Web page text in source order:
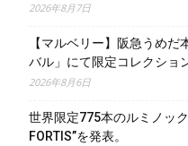
2026年8月7日
【マルベリー】阪急うめ
バル」にて限定コレクショ
2026年8月6日
世界限定775本のルミノッ
FORTIS”を発表。